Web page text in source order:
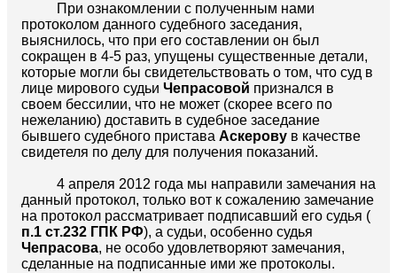
При ознакомлении с полученным нами
протоколом данного судебного заседания,
выяснилось, что при его составлении он был
сокращен в 4-5 раз, упущены существенные детали,
которые могли бы свидетельствовать о том, что суд в
лице мирового судьи Чепрасовой признался в
своем бессилии, что не может (скорее всего по
нежеланию) доставить в судебное заседание
бывшего судебного пристава Аскерову в качестве
свидетеля по делу для получения показаний.
4 апреля 2012 года мы направили замечания на
данный протокол, только вот к сожалению замечание
на протокол рассматривает подписавший его судья (
п.1 ст.232 ГПК РФ), а судьи, особенно судья
Чепрасова, не особо удовлетворяют замечания,
сделанные на подписанные ими же протоколы.